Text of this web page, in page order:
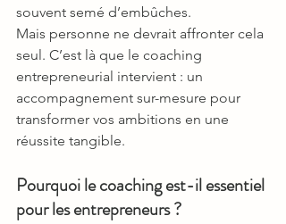
souvent semé d’embûches.
Mais personne ne devrait affronter cela
seul. C’est là que le coaching
entrepreneurial intervient : un
accompagnement sur-mesure pour
transformer vos ambitions en une
réussite tangible.
Pourquoi le coaching est-il essentiel
pour les entrepreneurs ?